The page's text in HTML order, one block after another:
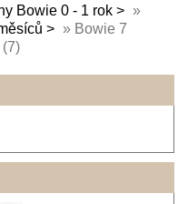
Bowie 0 - 1 rok
»
» Bowie 7